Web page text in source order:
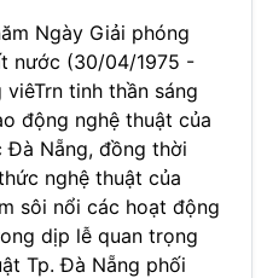
Ngày Giải phóng
nước (30/04/1975 -
tinh thần sáng
động nghệ thuật của
Đà Nẵng, đồng thời
nghệ thuật của
sôi nổi các hoạt động
dịp lễ quan trọng
Tp. Đà Nẵng phối